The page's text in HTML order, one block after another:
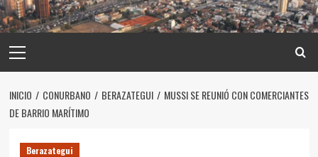
principal
INICIO CONURBANO BERAZATEGUI
MUSSI SE REUNIÓ CON COMERCIANTES
DE BARRIO MARÍTIMO
Berazategui